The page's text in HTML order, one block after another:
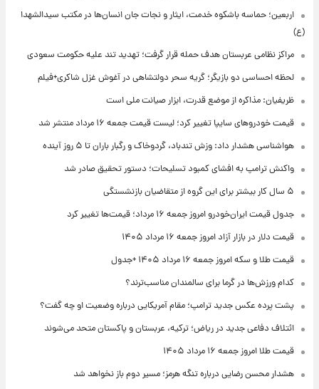
اربعین؛ حماسه باشکوه خدمت، ایثار و نجات جان انسان‌ها در مکتب سیدالشهدا
(ع)
مراکز نظامی عربستان هدف حمله قرار گرفت؛ تهدید تند علیه حکومت سعودی
لحظه احساسی دو بازیگر؛ گریه سحر دولتشاهی در آغوش غزل شاکری+فیلم
ظریفیان: مذاکره از موضع قدرت، ابزار صیانت ملی است
قیمت خودروهای سایپا تغییر کرد؛ لیست قیمت جمعه ۱۶ مرداد منتشر شد
هواشناسی هشدار داد: وزش تندباد، گردوخاک و رگبار باران تا ۵ روز آینده
واکنش ترامپ به افشای کمبود تسلیحات؛ دستور تحقیق صادر شد
۵ سال کار بیشتر برای این گروه از متقاضیان بازنشستگی
جدول قیمت ایران‌خودرو امروز جمعه ۱۶ مرداد؛ قیمت‌ها تغییر کرد
قیمت دلار در بازار آزاد امروز جمعه ۱۶ مرداد ۱۴۰۵
قیمت طلا و سکه امروز جمعه ۱۶ مرداد ۱۴۰۵ +جدول
کدام ورزش‌ها در گرما برای سالمندان مناسب‌ترند؟
پشت پرده عکس جدید ترامپ؛ مقام آمریکایی درباره وضعیت او چه گفت؟
ائتلاف دفاعی جدید در ریاض؛ ترکیه، عربستان و پاکستان متحد می‌شوند
قیمت طلا امروز جمعه ۱۶ مرداد ۱۴۰۵
هشدار محسن رضایی درباره تنگه هرمز؛ مسیر دوم باز نخواهد شد